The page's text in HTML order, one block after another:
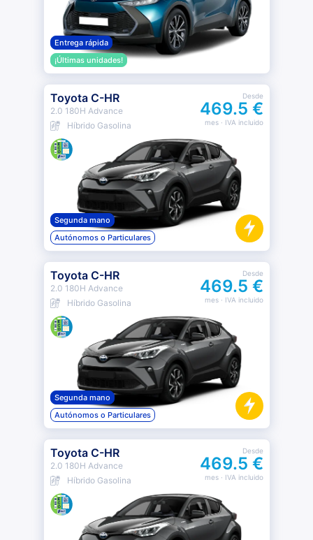
Entrega rápida
¡Últimas unidades!
Toyota C-HR
2.0 180H Advance
Híbrido Gasolina
Desde
469.5 €
mes· IVA incluido
Segunda mano
Autónomos o Particulares
Toyota C-HR
2.0 180H Advance
Híbrido Gasolina
Desde
469.5 €
mes· IVA incluido
Segunda mano
Autónomos o Particulares
Toyota C-HR
2.0 180H Advance
Híbrido Gasolina
Desde
469.5 €
mes· IVA incluido